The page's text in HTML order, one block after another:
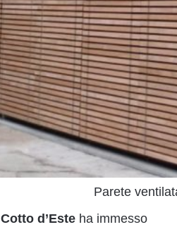
Parete
Cotto d’Este ha immesso